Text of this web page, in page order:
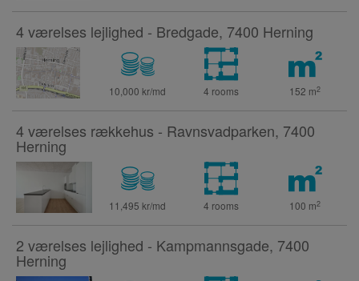
4 værelses lejlighed - Bredgade, 7400 Herning
10,000 kr/md 4 rooms 152 m2
4 værelses rækkehus - Ravnsvadparken, 7400
Herning
11,495 kr/md 4 rooms 100 m2
2 værelses lejlighed - Kampmannsgade, 7400
Herning